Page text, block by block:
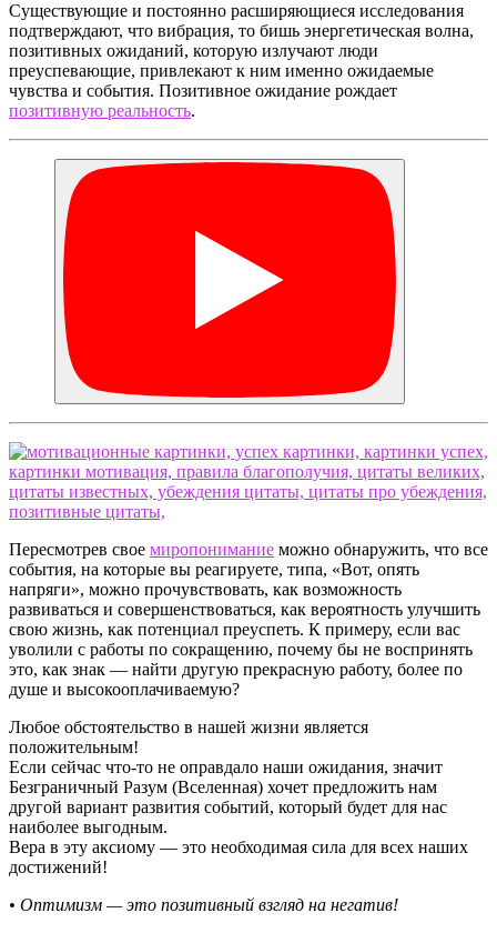
Существующие и постоянно расширяющиеся исследования
подтверждают, что вибрация, то бишь энергетическая волна,
позитивных ожиданий, которую излучают люди
преуспевающие, привлекают к ним именно ожидаемые
чувства и события. Позитивное ожидание рождает
позитивную реальность.
Пересмотрев свое миропонимание можно обнаружить, что все
события, на которые вы реагируете, типа, «Вот, опять
напряги», можно прочувствовать, как возможность
развиваться и совершенствоваться, как вероятность улучшить
свою жизнь, как потенциал преуспеть. К примеру, если вас
уволили с работы по сокращению, почему бы не воспринять
это, как знак — найти другую прекрасную работу, более по
душе и высокооплачиваемую?
Любое обстоятельство в нашей жизни является
положительным!
Если сейчас что-то не оправдало наши ожидания, значит
Безграничный Разум (Вселенная) хочет предложить нам
другой вариант развития событий, который будет для нас
наиболее выгодным.
Вера в эту аксиому — это необходимая сила для всех наших
достижений!
• Оптимизм — это позитивный взгляд на негатив!